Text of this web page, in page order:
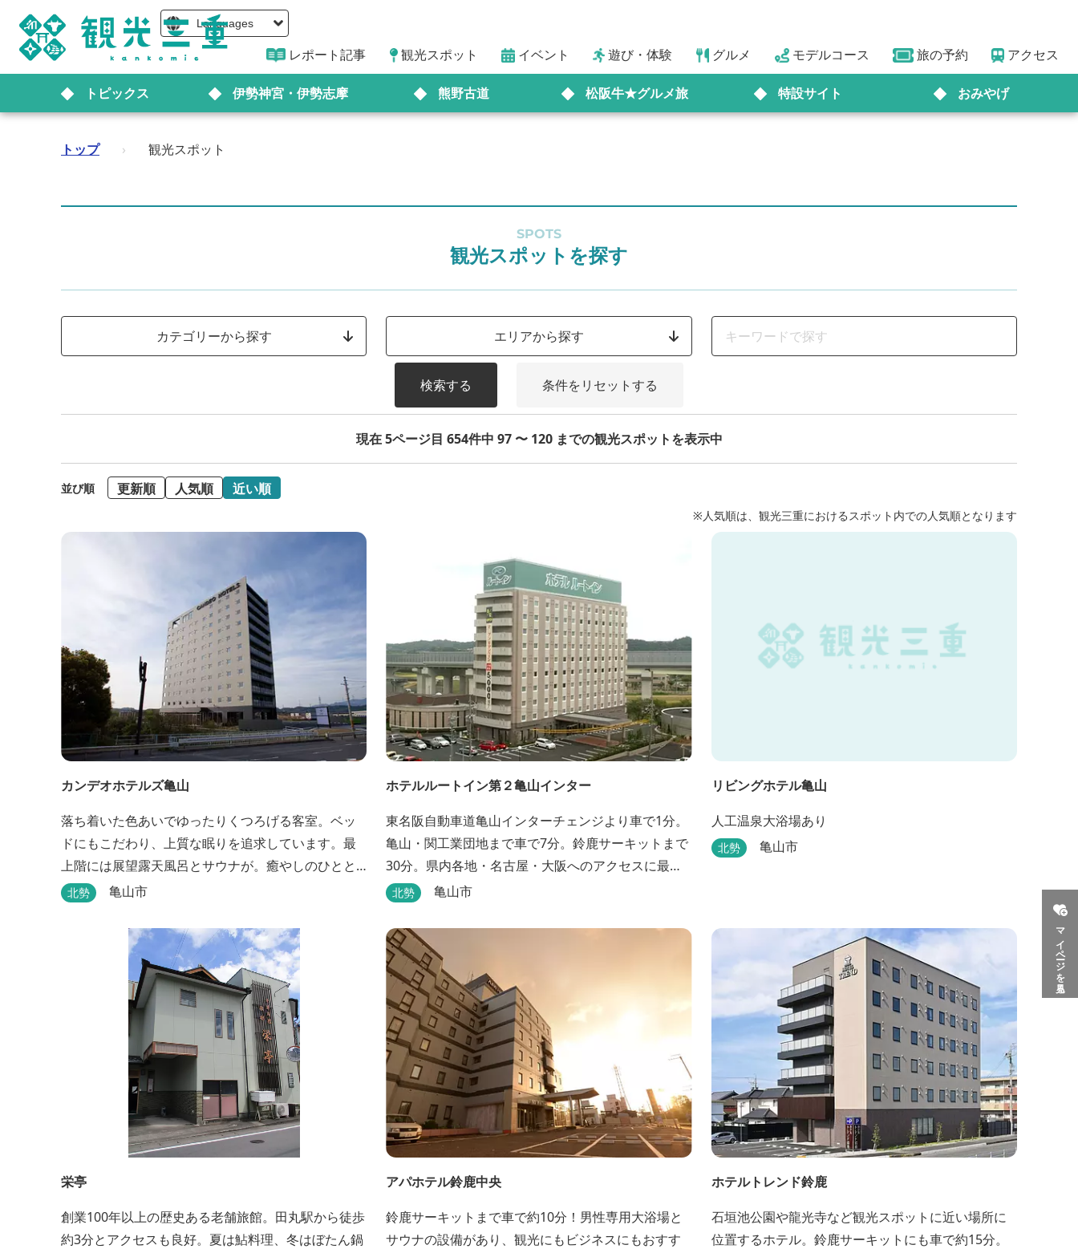
Languages
レポート記事 観光スポット イベント 遊び・体験 グルメ モデルコース 旅の予約 アクセス
トピックス 伊勢神宮・伊勢志摩 熊野古道 松阪牛★グルメ旅 特設サイト おみやげ
マイページを見る
トップ › 観光スポット
SPOTS
観光スポットを探す
カテゴリーから探す エリアから探す
検索する 条件をリセットする
現在 5ページ目 654件中 97 〜 120 までの観光スポットを表示中
並び順 更新順 人気順 近い順
※人気順は、観光三重におけるスポット内での人気順となります
カンデオホテルズ亀山
落ち着いた色あいでゆったりくつろげる客室。ベッ
ドにもこだわり、上質な眠りを追求しています。最
上階には展望露天風呂とサウナが。癒やしのひとと
きをお過ごしください。
北勢 亀山市
ホテルルートイン第２亀山インター
東名阪自動車道亀山インターチェンジより車で1分。
亀山・関工業団地まで車で7分。鈴鹿サーキットまで
30分。県内各地・名古屋・大阪へのアクセスに最
適。大浴場・無料駐車場完備。
北勢 亀山市
リビングホテル亀山
人工温泉大浴場あり
北勢 亀山市
栄亭
創業100年以上の歴史ある老舗旅館。田丸駅から徒歩
約3分とアクセスも良好。夏は鮎料理、冬はぼたん鍋
アパホテル鈴鹿中央
鈴鹿サーキットまで車で約10分！男性専用大浴場と
サウナの設備があり、観光にもビジネスにもおすす
ホテルトレンド鈴鹿
石垣池公園や龍光寺など観光スポットに近い場所に
位置するホテル。鈴鹿サーキットにも車で約15分。